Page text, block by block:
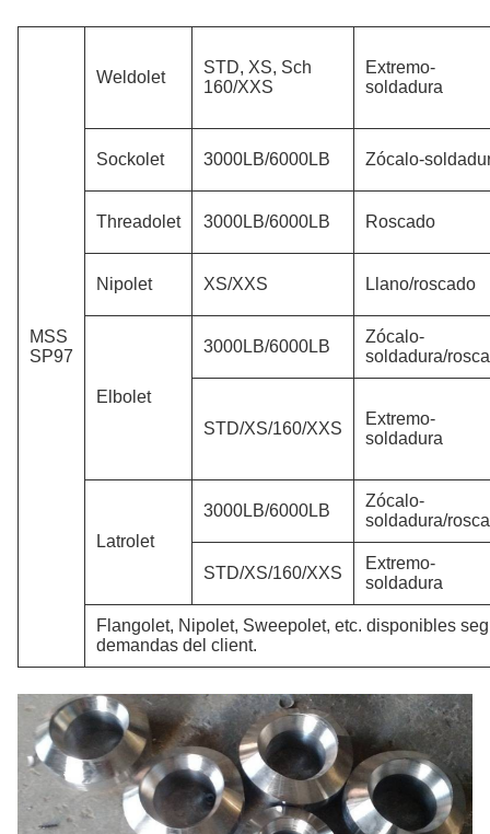
MSS
SP97
Weldolet
STD, XS, Sch
160/XXS
Extremo-
soldadura
Sockolet 3000LB/6000LB Zócalo-
Threadolet 3000LB/6000LB Roscado
Nipolet XS/XXS Llano/roscado
Elbolet
3000LB/6000LB
Zócalo-
soldadura/
STD/XS/160/XXS
Extremo-
soldadura
Latrolet
3000LB/6000LB
Zócalo-
soldadura/
STD/XS/160/XXS
Extremo-
soldadura
Flangolet, Nipolet, Sweepolet, etc. disponibles
demandas del client.